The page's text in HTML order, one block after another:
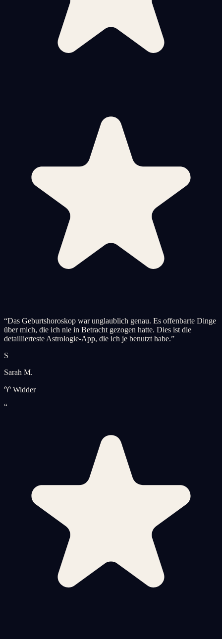
“Das Geburtshoroskop war unglaublich genau. Es offenbarte Dinge
über mich, die ich nie in Betracht gezogen hatte. Dies ist die
detaillierteste Astrologie-App, die ich je benutzt habe.”
S
Sarah M.
♈ Widder
“